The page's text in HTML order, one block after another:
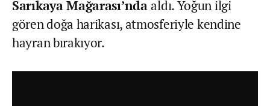
Sarıkaya Mağarası’ndaaldı. Yoğun ilgi
gören doğa harikası, atmosferiyle kendine
hayran bırakıyor.